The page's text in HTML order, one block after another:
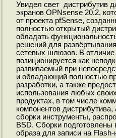
Увидел свет дистрибутив
экранов OPNsense 20.2,
от проекта pfSense,
полностью открытый
обладать
решений для
сетевых шлюзов. В отличие
позиционируется как
развиваемый при
и обладающий полностью
разработки, а также
использования любых
продуктах, в том числе
компонентов
сборки инструменты,
BSD. Сборки
образа для записи на